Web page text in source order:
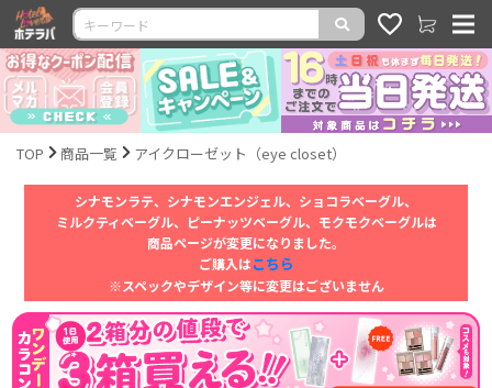
TOP 商品一覧 アイクローゼット（eye closet）
シナモンラテ、シナモンエンジェル、ショコラベーグル、
ミルクティベーグル、ピーナッツベーグル、モクモクベーグルは
商品ページが変更になりました。
ご購入はこちら
※スペックやデザイン等に変更はございません